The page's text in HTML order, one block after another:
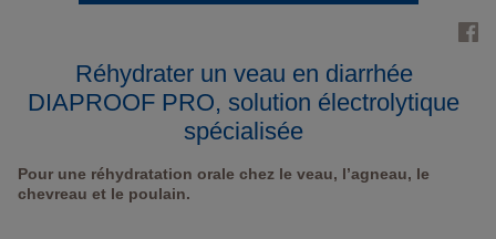
Réhydrater un veau en diarrhée
DIAPROOF PRO, solution électrolytique
spécialisée
Pour une réhydratation orale chez le veau, l’agneau, le
chevreau et le poulain.